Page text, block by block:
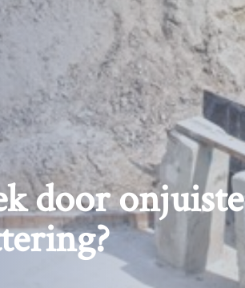
door onjuiste